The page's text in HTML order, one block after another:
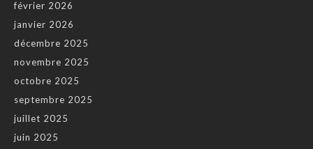
février 2026
janvier 2026
décembre 2025
novembre 2025
octobre 2025
septembre 2025
juillet 2025
juin 2025